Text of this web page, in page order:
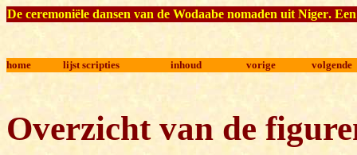
De ceremoniële dansen van de Wodaabe nomaden uit Niger.
home lijst scripties inhoud vorige volgende
Overzicht van de